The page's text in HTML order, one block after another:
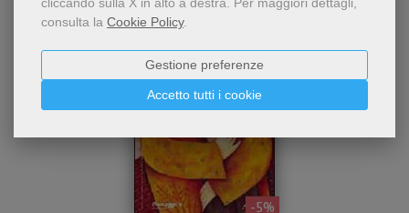
consulta la Cookie Policy.
Accetto tutti i cookie
Gestione preferenze
- 5%